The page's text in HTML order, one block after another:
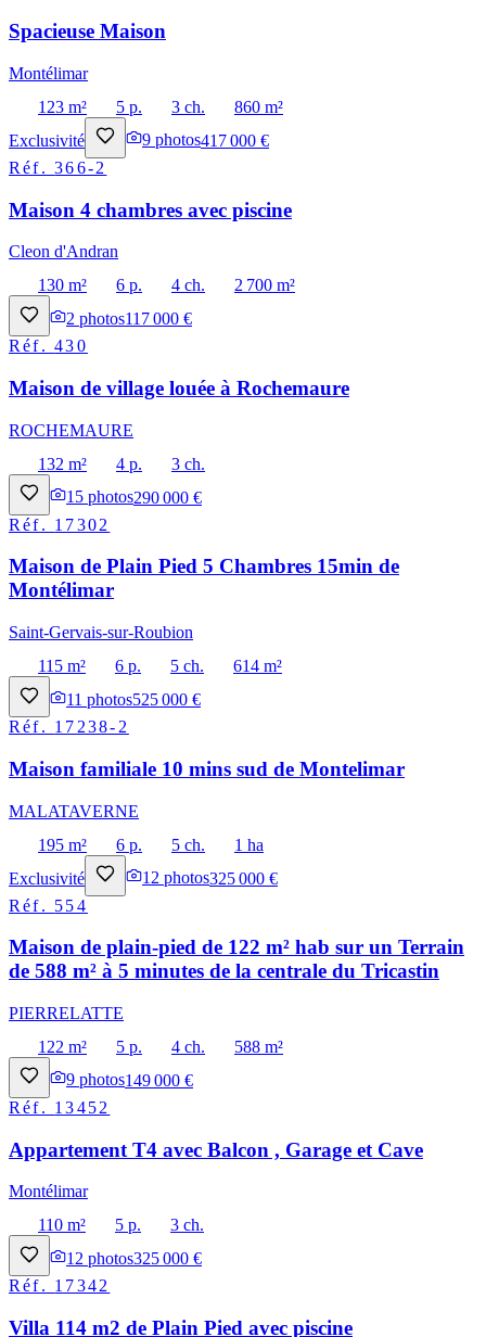
Spacieuse Maison
Montélimar
123 m²
5 p. 3 ch.
860 m²
Exclusivité
9 photos417 000 €
Réf.366-2
Maison 4 chambres avec piscine
Cleon d'Andran
130 m²
6 p. 4 ch.
2 700 m²
2 photos117 000 €
Réf.430
Maison de village louée à Rochemaure
ROCHEMAURE
132 m²
4 p.
3 ch.
15 photos290 000 €
Réf. 17302
Maison de Plain Pied 5 Chambres 15min de
Montélimar
Saint-Gervais-sur-Roubion
115 m²
6 p. 5 ch.
614 m²
11 photos525 000 €
Réf. 17238-2
Maison familiale 10 mins sud de Montelimar
MALATAVERNE
195 m²
6 p. 5 ch.
1 ha
Exclusivité
12 photos325 000 €
Réf. 554
Maison de plain-pied de 122 m² hab sur un Terrain
de 588 m² à 5 minutes de la centrale du Tricastin
PIERRELATTE
122 m²
5 p. 4 ch.
588 m²
9 photos149 000 €
Réf. 13452
Appartement T4 avec Balcon , Garage et Cave
Montélimar
110 m²
5 p.
3 ch.
12 photos325 000 €
Réf. 17342
Villa 114 m2 de Plain Pied avec piscine